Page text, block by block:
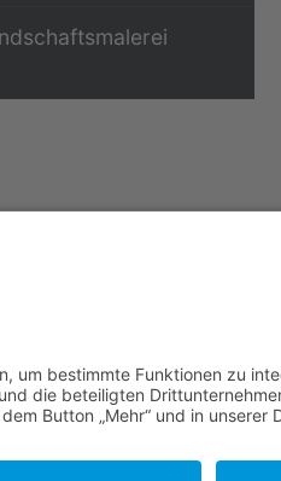
WAK / Prof. Dr. Annely